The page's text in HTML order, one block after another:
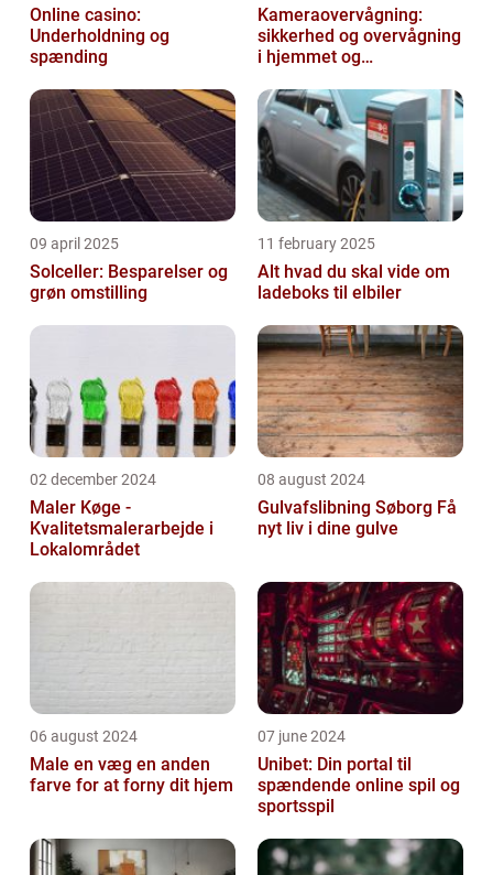
Online casino:
Underholdning og
spænding
Kameraovervågning:
sikkerhed og overvågning
i hjemmet og
09 april 2025
Solceller: Besparelser og
grøn omstilling
11 february 2025
Alt hvad du skal vide om
ladeboks til elbiler
02 december 2024
Maler Køge -
Kvalitetsmalerarbejde i
Lokalområdet
08 august 2024
Gulvafslibning Søborg Få
nyt liv i dine gulve
06 august 2024
Male en væg en anden
farve for at forny dit hjem
07 june 2024
Unibet: Din portal til
spændende online spil og
sportsspil